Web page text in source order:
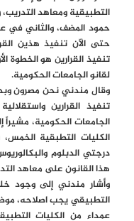
حتى الآن تنفيذ هذين
تنفيذ القرارين هو الخطوة
لقانو الجامعات الحكومية.
وقال مندني نحن مصرون
تنفيذ القرارين
الجامعات الحكومية،
الكليات التطبقية
درجتي الدبلوم
هذا القانون على معاهد
وأشار مندني إلى وجود
التطبيقي يجب اصلاحه،
عمداء من الكليات